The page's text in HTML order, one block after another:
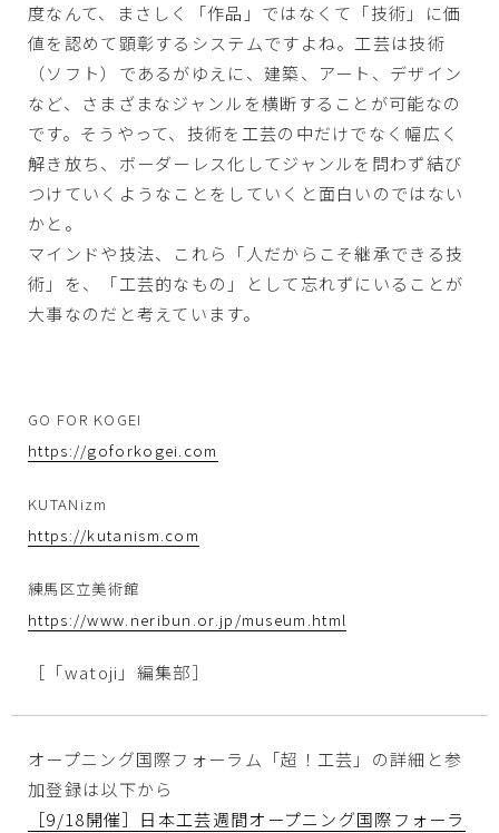
度なんて、まさしく「作品」ではなくて「技術」に価
値を認めて顕彰するシステムですよね。工芸は技術
（ソフト）であるがゆえに、建築、アート、デザイン
など、さまざまなジャンルを横断することが可能なの
です。そうやって、技術を工芸の中だけでなく幅広く
解き放ち、ボーダーレス化してジャンルを問わず結び
つけていくようなことをしていくと面白いのではない
かと。
マインドや技法、これら「人だからこそ継承できる技
術」を、「工芸的なもの」として忘れずにいることが
大事なのだと考えています。
GO FOR KOGEI
https://goforkogei.com
KUTANizm
https://kutanism.com
練馬区立美術館
https://www.neribun.or.jp/museum.html
［「watoji」編集部］
オープニング国際フォーラム「超！工芸」の詳細と参
加登録は以下から
［9/18開催］日本工芸週間オープニング国際フォーラ